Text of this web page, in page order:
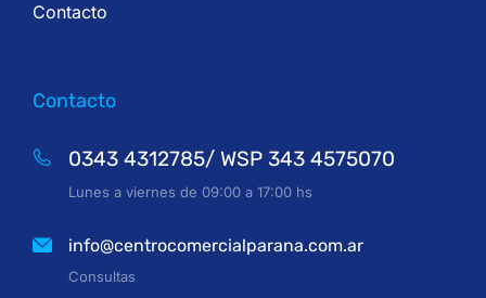
Contacto
Contacto
0343 4312785/ WSP 343 4575070
Lunes a viernes de 09:00 a 17:00 hs
info@centrocomercialparana.com.ar
Consultas